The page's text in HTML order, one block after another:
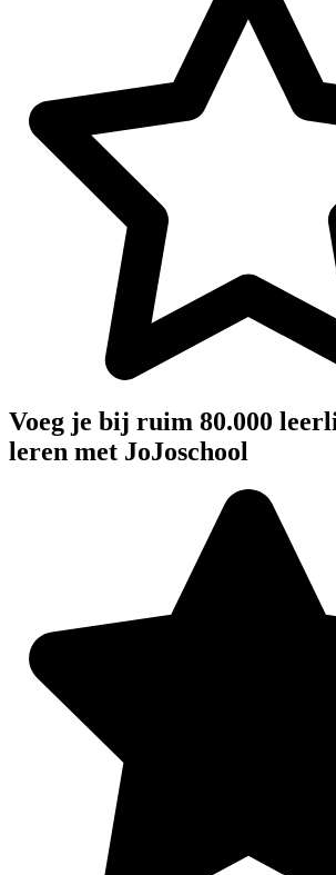
Voeg je bij ruim 80.000
leren met JoJoschool